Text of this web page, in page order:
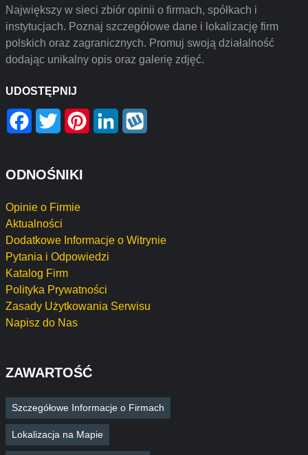
Największy w sieci zbiór opinii o firmach, spółkach i
instytucjach. Poznaj szczegółowe dane i lokalizację firm
polskich oraz zagranicznych. Promuj swoją działalność
dodając unikalny opis oraz galerię zdjęć.
UDOSTĘPNIJ
Facebook
Twitter PinterestLinkedIn
ODNOŚNIKI
Opinie o Firmie
Aktualności
Dodatkowe Informacje o Witrynie
Pytania i Odpowiedzi
Katalog Firm
Polityka Prywatności
Zasady Użytkowania Serwisu
Napisz do Nas
ZAWARTOŚĆ
Szczegółowe Informacje o Firmach
Lokalizacja na Mapie